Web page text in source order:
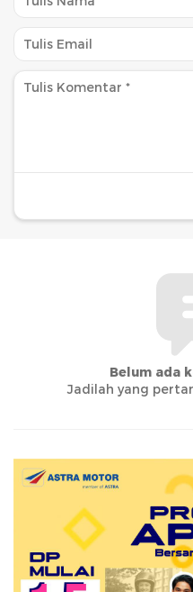
Belum ada
Jadilah yang